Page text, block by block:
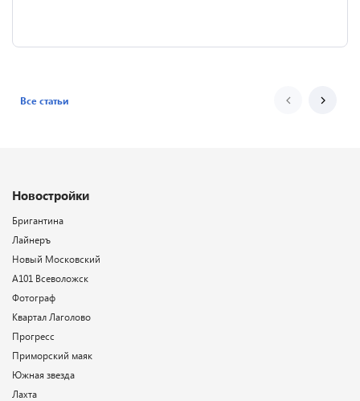
Все статьи
Новостройки
Бригантина
Лайнеръ
Новый Московский
А101 Всеволожск
Фотограф
Квартал Лаголово
Прогресс
Приморский маяк
Южная звезда
Лахта